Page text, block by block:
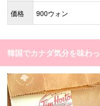
価格 900ウォン
韓国でカナダ気分を味わ